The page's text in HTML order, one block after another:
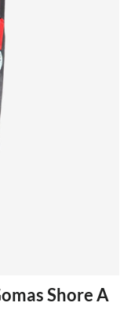
Shore A